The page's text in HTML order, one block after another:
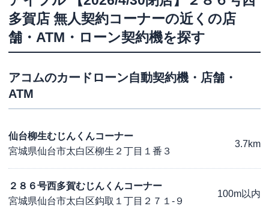
多賀店 無人契約コーナーの近くの店
舗・ATM・ローン契約機を探す
アコムのカードローン自動契約機・店舗・
ATM
仙台柳生むじんくんコーナー
宮城県仙台市太白区柳生２丁目１番３
3.7km
２８６号西多賀むじんくんコーナー
宮城県仙台市太白区鈎取１丁目２７１-９
100m以内